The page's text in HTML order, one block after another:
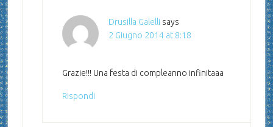
Drusilla Galelli says
2 Giugno 2014 at 8:18
Grazie!!! Una festa di compleanno infinitaaa
Rispondi